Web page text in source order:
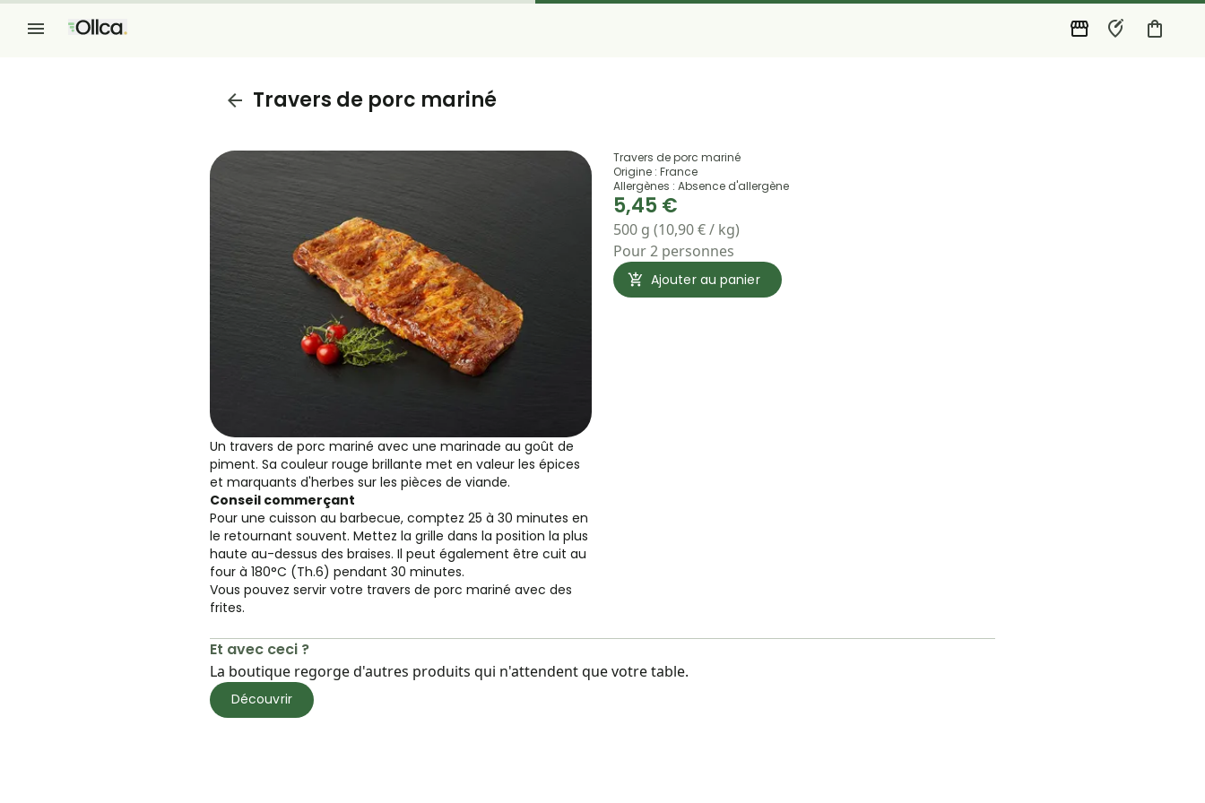
Travers de porc mariné
Un travers de porc mariné avec une marinade au goût de
piment. Sa couleur rouge brillante met en valeur les épices
et marquants d'herbes sur les pièces de viande.
Conseil commerçant
Pour une cuisson au barbecue, comptez 25 à 30 minutes en
le retournant souvent. Mettez la grille dans la position la plus
haute au-dessus des braises. Il peut également être cuit au
four à 180°C (Th.6) pendant 30 minutes.
Vous pouvez servir votre travers de porc mariné avec des
frites.
Travers de porc mariné
Origine : France
Allergènes : Absence d'allergène
5,45 €
500 g (10,90 € / kg)
Pour 2 personnes
Ajouter au panier
Et avec ceci ?
La boutique regorge d'autres produits qui n'attendent que votre table.
Découvrir